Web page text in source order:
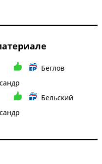
Беглов
Бельский